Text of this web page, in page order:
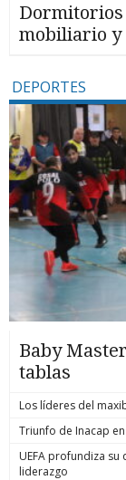
Dormitorios
mobiliario
DEPORTES
Baby
tablas
Los líderes del
Triunfo de Inacap
UEFA profundiza
liderazgo